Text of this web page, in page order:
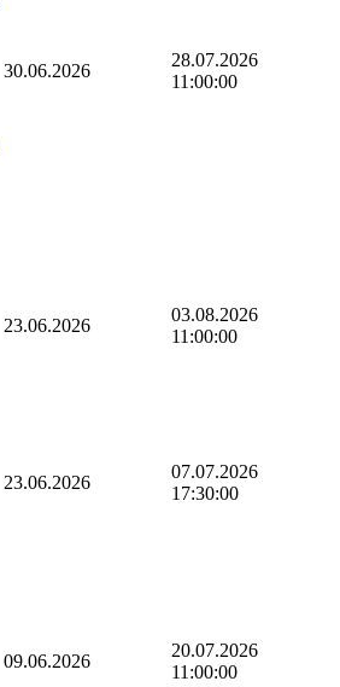
30.06.2026
28.07.2026
11:00:00
23.06.2026
03.08.2026
11:00:00
23.06.2026
07.07.2026
17:30:00
09.06.2026
20.07.2026
11:00:00